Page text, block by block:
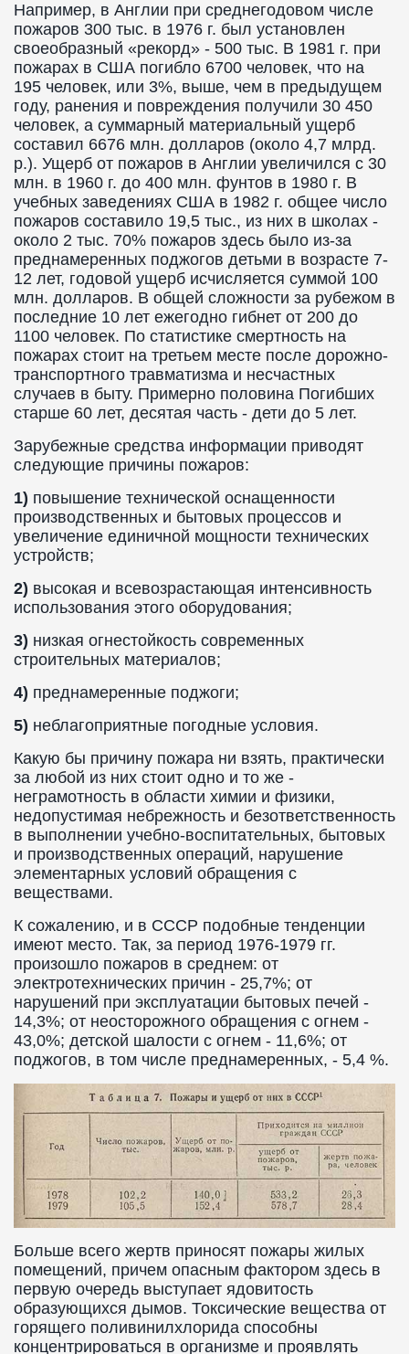
Например, в Англии при среднегодовом числе
пожаров 300 тыс. в 1976 г. был установлен
своеобразный «рекорд» - 500 тыс. В 1981 г. при
пожарах в США погибло 6700 человек, что на
195 человек, или 3%, выше, чем в предыдущем
году, ранения и повреждения получили 30 450
человек, а суммарный материальный ущерб
составил 6676 млн. долларов (около 4,7 млрд.
р.). Ущерб от пожаров в Англии увеличился с 30
млн. в 1960 г. до 400 млн. фунтов в 1980 г. В
учебных заведениях США в 1982 г. общее число
пожаров составило 19,5 тыс., из них в школах -
около 2 тыс. 70% пожаров здесь было из-за
преднамеренных поджогов детьми в возрасте 7-
12 лет, годовой ущерб исчисляется суммой 100
млн. долларов. В общей сложности за рубежом в
последние 10 лет ежегодно гибнет от 200 до
1100 человек. По статистике смертность на
пожарах стоит на третьем месте после дорожно-
транспортного травматизма и несчастных
случаев в быту. Примерно половина Погибших
старше 60 лет, десятая часть - дети до 5 лет.
Зарубежные средства информации приводят
следующие причины пожаров:
1) повышение технической оснащенности
производственных и бытовых процессов и
увеличение единичной мощности технических
устройств;
2) высокая и всевозрастающая интенсивность
использования этого оборудования;
3) низкая огнестойкость современных
строительных материалов;
4) преднамеренные поджоги;
5) неблагоприятные погодные условия.
Какую бы причину пожара ни взять, практически
за любой из них стоит одно и то же -
неграмотность в области химии и физики,
недопустимая небрежность и безответственность
в выполнении учебно-воспитательных, бытовых
и производственных операций, нарушение
элементарных условий обращения с
веществами.
К сожалению, и в СССР подобные тенденции
имеют место. Так, за период 1976-1979 гг.
произошло пожаров в среднем: от
электротехнических причин - 25,7%; от
нарушений при эксплуатации бытовых печей -
14,3%; от неосторожного обращения с огнем -
43,0%; детской шалости с огнем - 11,6%; от
поджогов, в том числе преднамеренных, - 5,4 %.
Больше всего жертв приносят пожары жилых
помещений, причем опасным фактором здесь в
первую очередь выступает ядовитость
образующихся дымов. Токсические вещества от
горящего поливинилхлорида способны
концентрироваться в организме и проявлять